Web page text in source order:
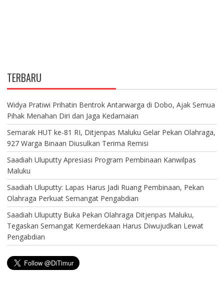
TERBARU
Widya Pratiwi Prihatin Bentrok Antarwarga di Dobo, Ajak Semua
Pihak Menahan Diri dan Jaga Kedamaian
Semarak HUT ke-81 RI, Ditjenpas Maluku Gelar Pekan Olahraga,
927 Warga Binaan Diusulkan Terima Remisi
Saadiah Uluputty Apresiasi Program Pembinaan Kanwilpas
Maluku
Saadiah Uluputty: Lapas Harus Jadi Ruang Pembinaan, Pekan
Olahraga Perkuat Semangat Pengabdian
Saadiah Uluputty Buka Pekan Olahraga Ditjenpas Maluku,
Tegaskan Semangat Kemerdekaan Harus Diwujudkan Lewat
Pengabdian